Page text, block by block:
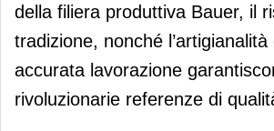
della filiera produttiva Bauer, il
tradizione, nonché
accurata lavorazione
rivoluzionarie referenze di